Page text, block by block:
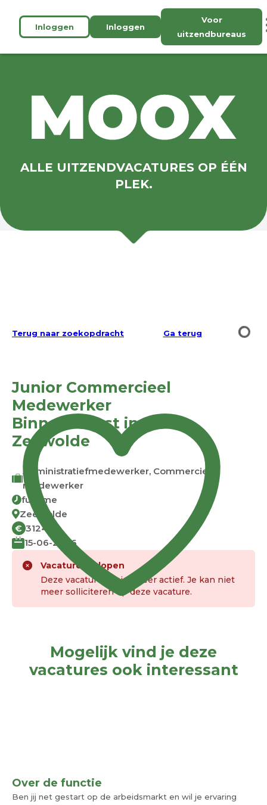
Inloggen Inloggen
Voor
uitzendbureaus
ALLE UITZENDVACATURES OP ÉÉN
PLEK.
Terug naar zoekopdracht Ga terug
Junior Commercieel
Medewerker
Binnendienst in
Zeewolde
Administratiefmedewerker, Commercieel
medewerker
fulltime
Zeewolde
€ 3124
15-06-2026
Vacature verlopen
Deze vacature is niet meer actief. Je kan niet
meer solliciteren op deze vacature.
Mogelijk vind je deze
vacatures ook interessant
Over de functie
Ben jij net gestart op de arbeidsmarkt en wil je ervaring